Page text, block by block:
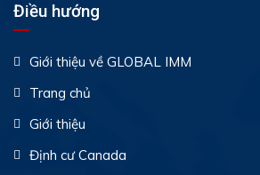
Điều hướng
Giới thiệu về GLOBAL IMM
Trang chủ
Giới thiệu
Định cư Canada